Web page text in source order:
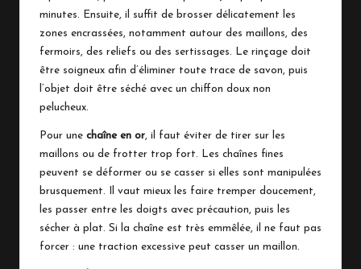
minutes. Ensuite, il suffit de brosser délicatement les
zones encrassées, notamment autour des maillons, des
fermoirs, des reliefs ou des sertissages. Le rinçage doit
être soigneux afin d’éliminer toute trace de savon, puis
l’objet doit être séché avec un chiffon doux non
pelucheux.
Pour une chaîne en or, il faut éviter de tirer sur les
maillons ou de frotter trop fort. Les chaînes fines
peuvent se déformer ou se casser si elles sont manipulées
brusquement. Il vaut mieux les faire tremper doucement,
les passer entre les doigts avec précaution, puis les
sécher à plat. Si la chaîne est très emmêlée, il ne faut pas
forcer : une traction excessive peut casser un maillon.